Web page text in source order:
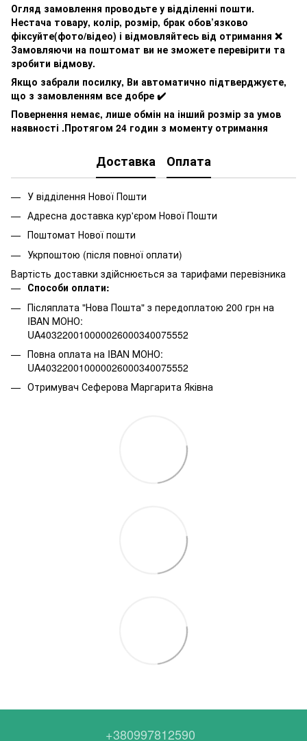
Огляд замовлення проводьте у відділенні пошти.
Нестача товару, колір, розмір, брак обов’язково
фіксуйте(фото/відео) і відмовляйтесь від отримання ❌
Замовляючи на поштомат ви не зможете перевірити та
зробити відмову.
Якщо забрали посилку, Ви автоматично підтверджуєте,
що з замовленням все добре ✔️
Повернення немає, лише обмін на інший розмір за умов
наявності .Протягом 24 годин з моменту отримання
Доставка Оплата
У відділення Нової Пошти
Адресна доставка кур'єром Нової Пошти
Поштомат Нової пошти
Укрпоштою (після повної оплати)
Вартість доставки здійснюється за тарифами перевізника
Способи оплати:
Післяплата "Нова Пошта" з передоплатою 200 грн на
IBAN МОНО:
UA403220010000026000340075552
Повна оплата на IBAN МОНО:
UA403220010000026000340075552
Отримувач Сеферова Маргарита Яківна
+380997812590